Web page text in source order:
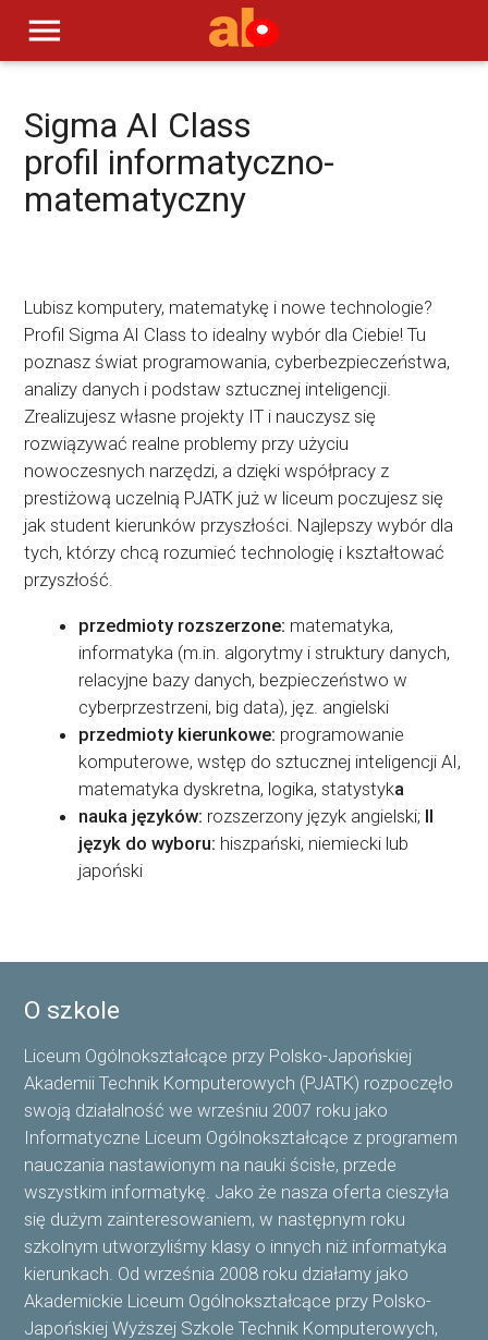
menu
Sigma AI Class
profil informatyczno-
matematyczny
Lubisz komputery, matematykę i nowe technologie?
Profil Sigma AI Class to idealny wybór dla Ciebie! Tu
poznasz świat programowania, cyberbezpieczeństwa,
analizy danych i podstaw sztucznej inteligencji.
Zrealizujesz własne projekty IT i nauczysz się
rozwiązywać realne problemy przy użyciu
nowoczesnych narzędzi, a dzięki współpracy z
prestiżową uczelnią PJATK już w liceum poczujesz się
jak student kierunków przyszłości. Najlepszy wybór dla
tych, którzy chcą rozumieć technologię i kształtować
przyszłość.
przedmioty rozszerzone: matematyka,
informatyka (m.in. algorytmy i struktury danych,
relacyjne bazy danych, bezpieczeństwo w
cyberprzestrzeni, big data), jęz. angielski
przedmioty kierunkowe: programowanie
komputerowe, wstęp do sztucznej inteligencji AI,
matematyka dyskretna, logika, statystyka
nauka języków: rozszerzony język angielski; II
język do wyboru: hiszpański, niemiecki lub
japoński
O szkole
Liceum Ogólnokształcące przy Polsko-Japońskiej
Akademii Technik Komputerowych (PJATK) rozpoczęło
swoją działalność we wrześniu 2007 roku jako
Informatyczne Liceum Ogólnokształcące z programem
nauczania nastawionym na nauki ścisłe, przede
wszystkim informatykę. Jako że nasza oferta cieszyła
się dużym zainteresowaniem, w następnym roku
szkolnym utworzyliśmy klasy o innych niż informatyka
kierunkach. Od września 2008 roku działamy jako
Akademickie Liceum Ogólnokształcące przy Polsko-
Japońskiej Wyższej Szkole Technik Komputerowych,